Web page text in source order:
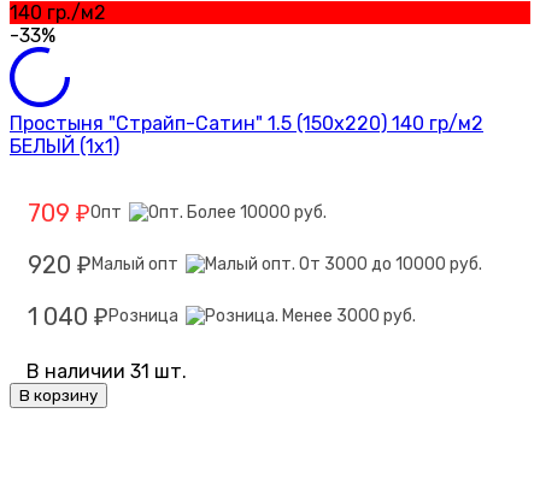
140 гр./м2
-33%
Простыня "Страйп-Сатин" 1.5 (150х220) 140 гр/м2
БЕЛЫЙ (1х1)
709 ₽Опт
920 ₽ Малый опт
1 040 ₽ Розница
В наличии 31 шт.
В корзину